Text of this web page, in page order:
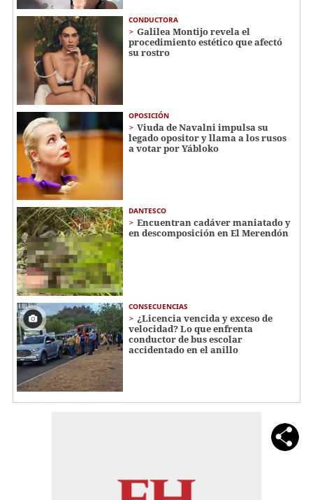
CONDUCTORA
Galilea Montijo revela el
procedimiento estético que afectó
su rostro
OPOSICIÓN
Viuda de Navalni impulsa su
legado opositor y llama a los rusos
a votar por Yábloko
DANTESCO
Encuentran cadáver maniatado y
en descomposición en El Merendón
CONSECUENCIAS
¿Licencia vencida y exceso de
velocidad? Lo que enfrenta
conductor de bus escolar
accidentado en el anillo